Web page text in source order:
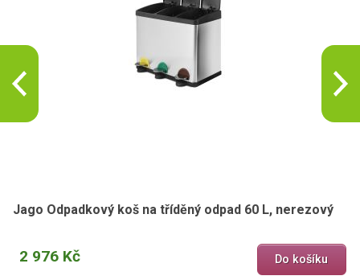
Jago Odpadkový koš na tříděný odpad 60 L, nerezový
2 976 Kč Do košíku